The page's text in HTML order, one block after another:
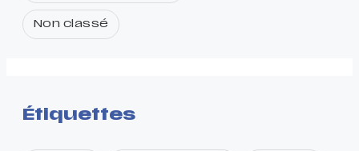
Non classé
Étiquettes